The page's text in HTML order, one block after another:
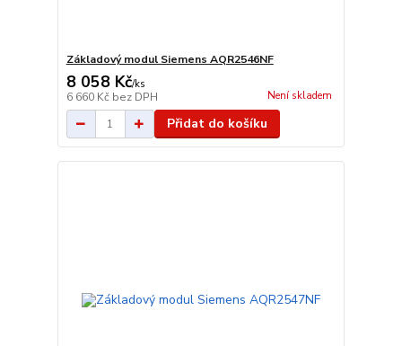
Základový modul Siemens AQR2546NF
8 058 Kč/ks
6 660 Kč bez DPH Není skladem
Přidat do košíku